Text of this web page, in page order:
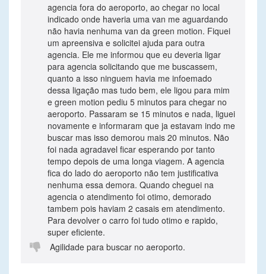
agencia fora do aeroporto, ao chegar no local
indicado onde haveria uma van me aguardando
não havia nenhuma van da green motion. Fiquei
um apreensiva e solicitei ajuda para outra
agencia. Ele me informou que eu deveria ligar
para agencia solicitando que me buscassem,
quanto a isso ninguem havia me infoemado
dessa ligação mas tudo bem, ele ligou para mim
e green motion pediu 5 minutos para chegar no
aeroporto. Passaram se 15 minutos e nada, liguei
novamente e informaram que ja estavam indo me
buscar mas isso demorou mais 20 minutos. Não
foi nada agradavel ficar esperando por tanto
tempo depois de uma longa viagem. A agencia
fica do lado do aeroporto não tem justificativa
nenhuma essa demora. Quando cheguei na
agencia o atendimento foi otimo, demorado
tambem pois haviam 2 casais em atendimento.
Para devolver o carro foi tudo otimo e rapido,
super eficiente.

Agilidade para buscar no aeroporto.